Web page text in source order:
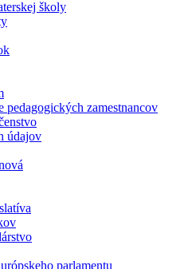
školy
pedagogických zamestnancov
údajov
parlamentu